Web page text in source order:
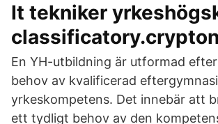
It tekniker
En YH-utbildning är utformad
behov av kvalificerad
yrkeskompetens. Det innebär att
ett tydligt behov av den